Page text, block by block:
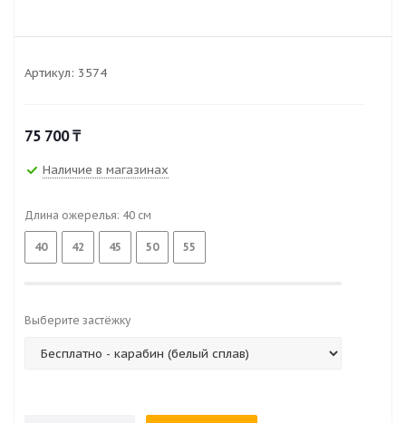
Артикул: 3574
75 700₸
Наличие в магазинах
Длина ожерелья: 40 см
40 42 45 50 55
Выберите застёжку